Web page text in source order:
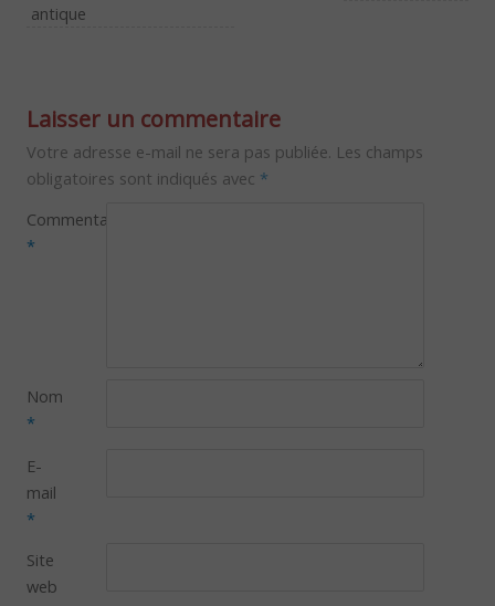
antique
Laisser un commentaire
Votre adresse e-mail ne sera pas publiée. Les champs
obligatoires sont indiqués avec *
Commentaire
*
Nom
*
E-
mail
*
Site
web